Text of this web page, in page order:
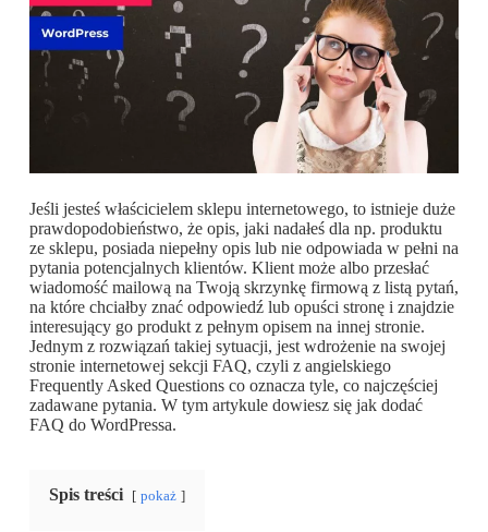
Jeśli jesteś właścicielem sklepu internetowego, to istnieje duże
prawdopodobieństwo, że opis, jaki nadałeś dla np. produktu
ze sklepu, posiada niepełny opis lub nie odpowiada w pełni na
pytania potencjalnych klientów. Klient może albo przesłać
wiadomość mailową na Twoją skrzynkę firmową z listą pytań,
na które chciałby znać odpowiedź lub opuści stronę i znajdzie
interesujący go produkt z pełnym opisem na innej stronie.
Jednym z rozwiązań takiej sytuacji, jest wdrożenie na swojej
stronie internetowej sekcji FAQ, czyli z angielskiego
Frequently Asked Questions co oznacza tyle, co najczęściej
zadawane pytania. W tym artykule dowiesz się jak dodać
FAQ do WordPressa.
Spis treści pokaż